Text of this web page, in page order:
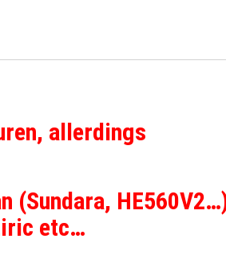
t
:
allerdings
(Sundara,
etc…